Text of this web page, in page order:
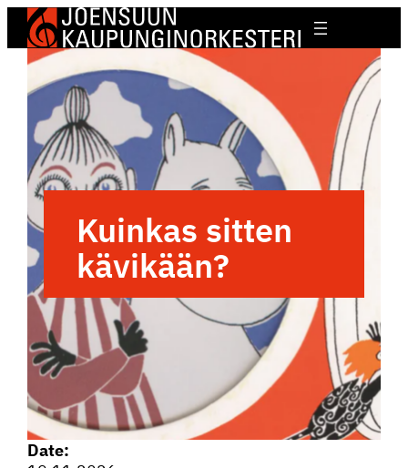
Kuinkas sitten
kävikään?
Date: